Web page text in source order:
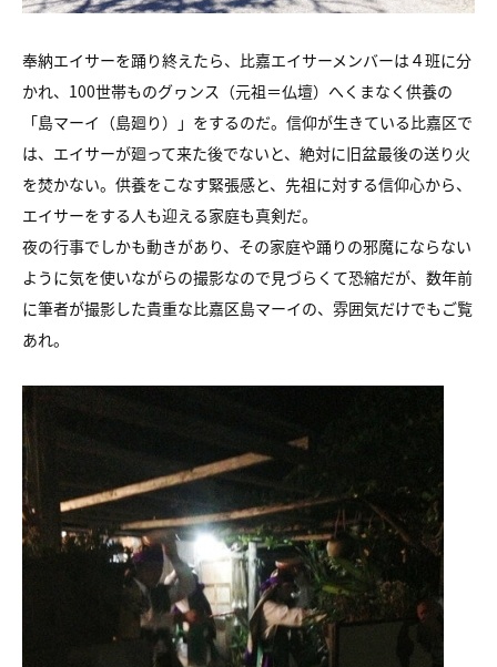
奉納エイサーを踊り終えたら、比嘉エイサーメンバーは４班に分
かれ、100世帯ものグヮンス（元祖＝仏壇）へくまなく供養の
「島マーイ（島廻り）」をするのだ。信仰が生きている比嘉区で
は、エイサーが廻って来た後でないと、絶対に旧盆最後の送り火
を焚かない。供養をこなす緊張感と、先祖に対する信仰心から、
エイサーをする人も迎える家庭も真剣だ。
夜の行事でしかも動きがあり、その家庭や踊りの邪魔にならない
ように気を使いながらの撮影なので見づらくて恐縮だが、数年前
に筆者が撮影した貴重な比嘉区島マーイの、雰囲気だけでもご覧
あれ。